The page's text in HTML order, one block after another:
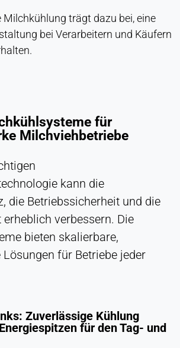
Milchkühlung trägt dazu bei, eine
bei Verarbeitern und Käufern
für
Milchviehbetriebe
kann die
die Betriebssicherheit und die
verbessern. Die
bieten skalierbare,
für Betriebe jeder
Zuverlässige Kühlung
für den Tag- und
_li_ses.#,
_li_ses.#.expires,
hjSessionUser#,
Nutzerverhaltens